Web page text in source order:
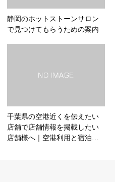
静岡のホットストーンサロン
で見つけてもらうための案内
千葉県の空港近くを伝えたい
店舗で店舗情報を掲載したい
店舗様へ｜空港利用と宿泊…